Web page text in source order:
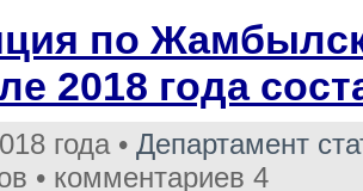
по
2018 года
года • Департамент
• комментариев 4